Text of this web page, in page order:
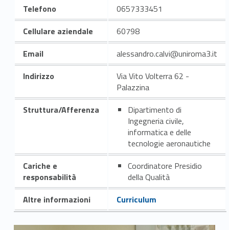
Telefono
0657333451
Cellulare aziendale
60798
Email
alessandro.calvi@uniroma3.it
Indirizzo
Via Vito Volterra 62 -
Palazzina
Struttura/Afferenza
Dipartimento di
Ingegneria civile,
informatica e delle
tecnologie aeronautiche
Cariche e
responsabilità
Coordinatore Presidio
della Qualità
Altre informazioni
Curriculum